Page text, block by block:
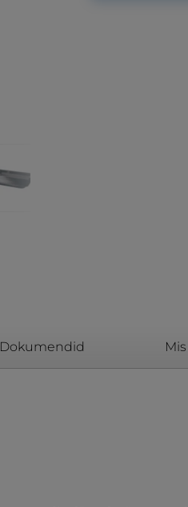
Dokumendid